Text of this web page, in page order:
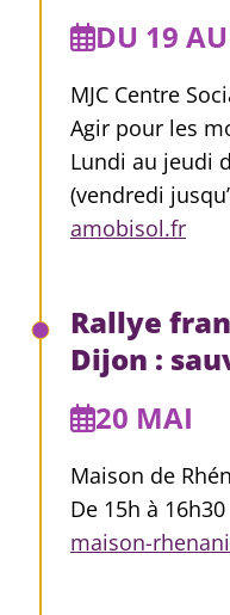
DU 19
MJC Centre
Agir pour les
Lundi au jeudi
(vendredi
amobisol.fr
Rallye
Dijon :
20 MAI
Maison de
De 15h à 16h30
maison-